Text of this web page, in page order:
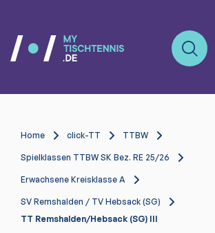
Home click-TT TTBW
Spielklassen TTBW SK Bez. RE 25/26
Erwachsene Kreisklasse A
SV Remshalden / TV Hebsack (SG)
TT Remshalden/Hebsack (SG) III